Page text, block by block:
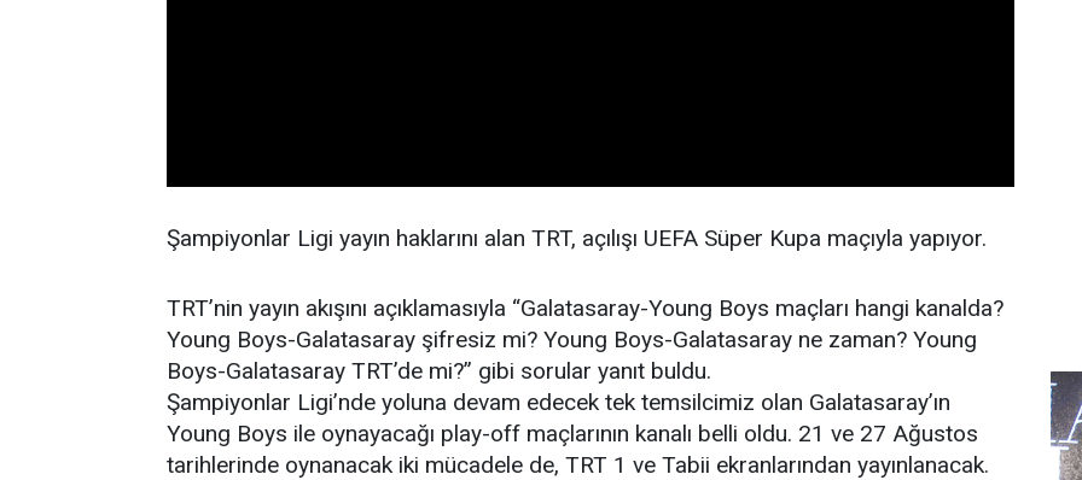
Şampiyonlar Ligi yayın haklarını alan TRT, açılışı UEFA Süper Kupa maçıyla yapıyor.
TRT’nin yayın akışını açıklamasıyla “Galatasaray-Young Boys maçları hangi kanalda?
Young Boys-Galatasaray şifresiz mi? Young Boys-Galatasaray ne zaman? Young
Boys-Galatasaray TRT’de mi?” gibi sorular yanıt buldu.
Şampiyonlar Ligi’nde yoluna devam edecek tek temsilcimiz olan Galatasaray’ın
Young Boys ile oynayacağı play-off maçlarının kanalı belli oldu. 21 ve 27 Ağustos
tarihlerinde oynanacak iki mücadele de, TRT 1 ve Tabii ekranlarından yayınlanacak.